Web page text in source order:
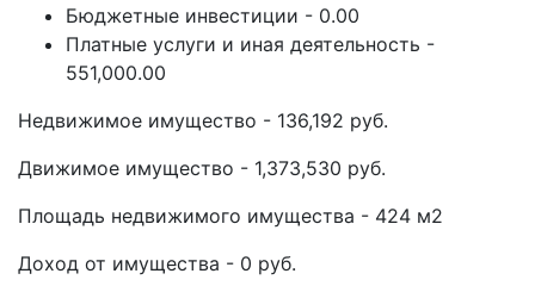
Бюджетные инвестиции - 0.00
Платные услуги и иная деятельность -
551,000.00
Недвижимое имущество - 136,192 руб.
Движимое имущество - 1,373,530 руб.
Площадь недвижимого имущества - 424 м2
Доход от имущества - 0 руб.